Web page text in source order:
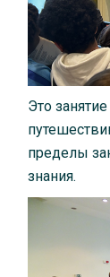
Это
пределы
знания.